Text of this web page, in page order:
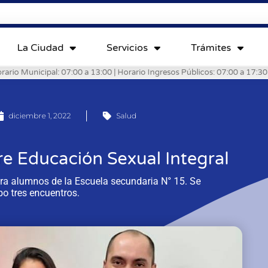
La Ciudad Servicios Trámites
Municipal: 07:00 a 13:00 | Horario Ingresos Públicos: 07:00 a 17:30
diciembre 1, 2022 Salud
Educación Sexual Integral
alumnos de la Escuela secundaria N° 15. Se
tres encuentros.